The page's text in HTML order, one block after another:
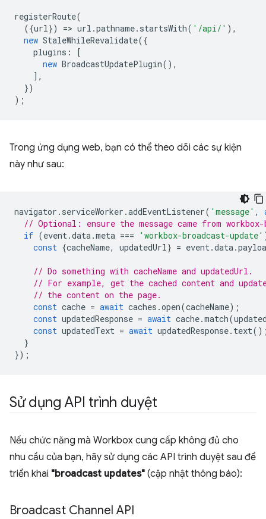
registerRoute(
({url}) => url .pathname. startsWith( '/api/' ),
new StaleWhileRevalidate({
plugins :
[
new BroadcastUpdatePlugin(),
],
})
);
Trong ứng dụng web, bạn có thể theo dõi các sự kiện
này như sau:
navigator . serviceWorker .addEventListener( 'message' ,
// Optional: ensure the message came from workbox-
if (event.data.meta === 'workbox-broadcast-update'
const {cacheName, updatedUrl} = event.data.
// Do something with cacheName and updatedUrl.
// For example, get the cached content and
// the content on the page.
const cache = await caches .open(cacheName);
const updatedResponse = await cache.match(
const updatedText = await updatedResponse. text
}
});
Sử dụng API trình duyệt
Nếu chức năng mà Workbox cung cấp không đủ cho
nhu cầu của bạn, hãy sử dụng các API trình duyệt sau để
triển khai "broadcast updates" (cập nhật thông báo):
Broadcast Channel API